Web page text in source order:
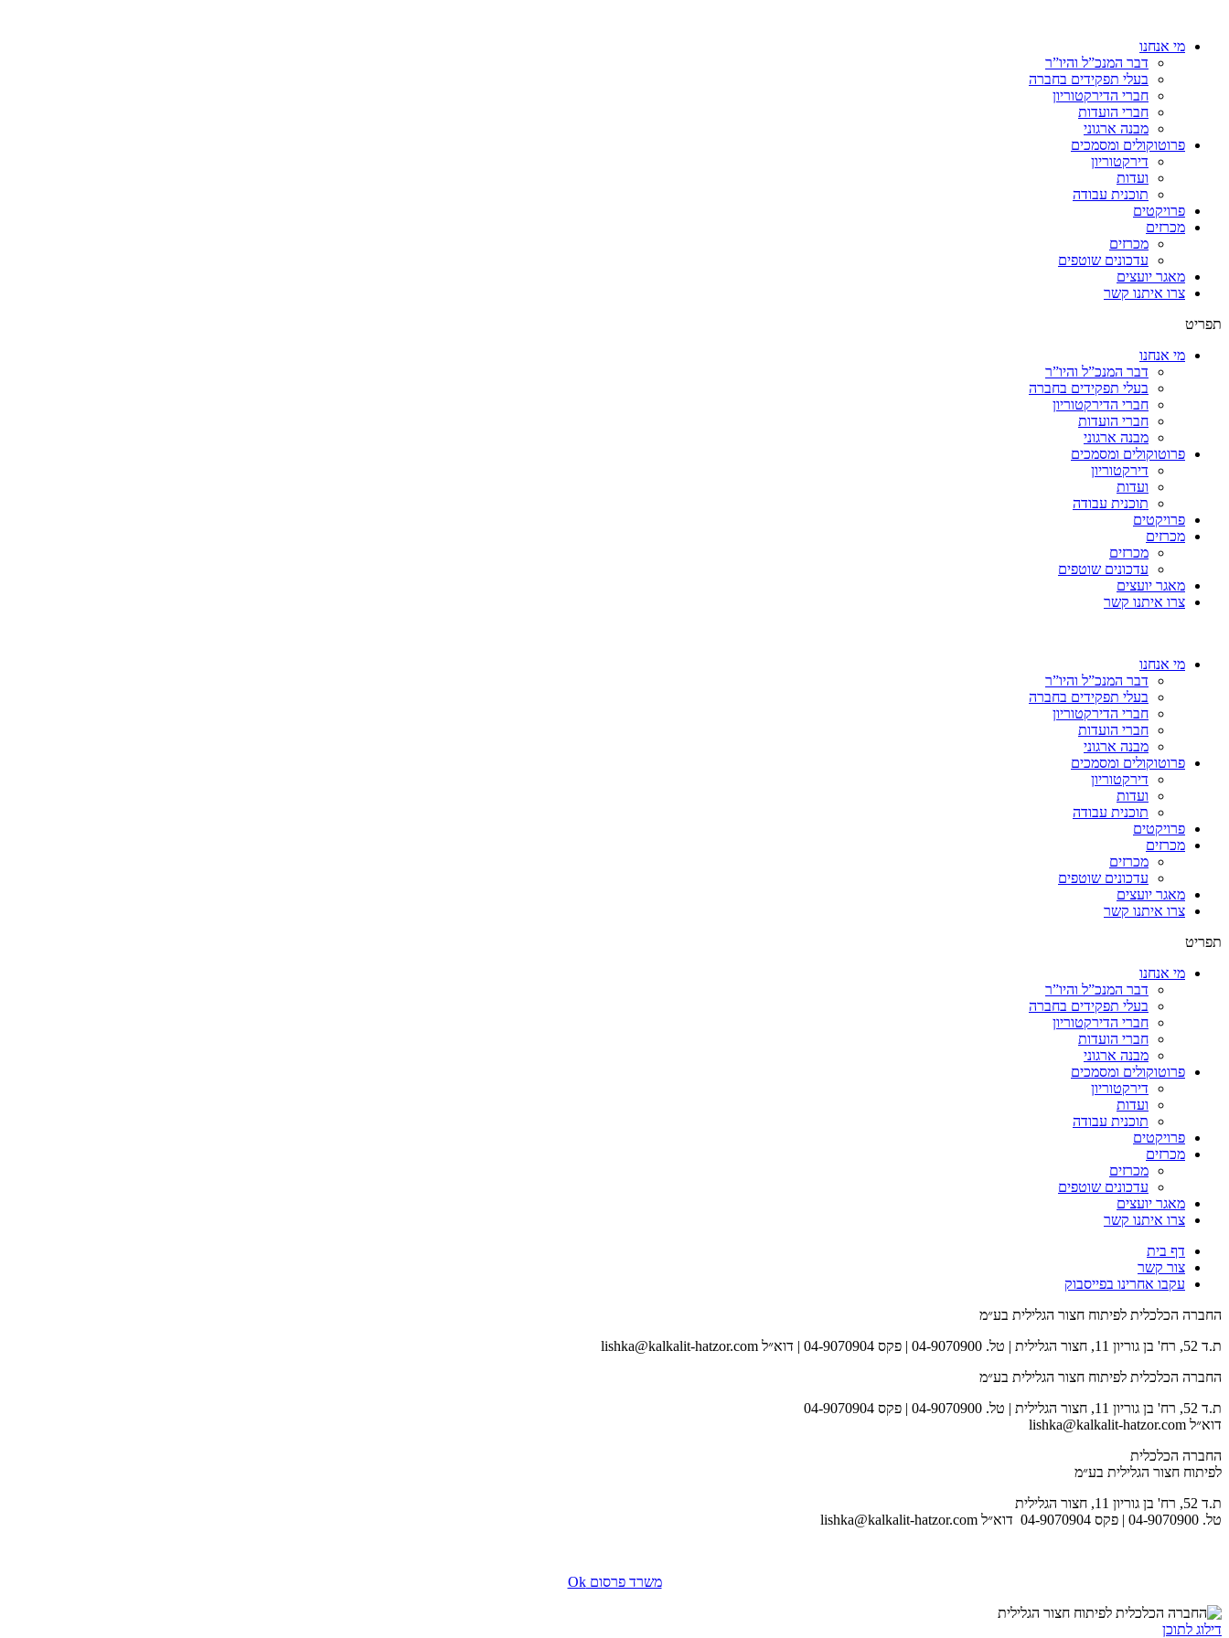
מי אנחנו
דבר המנכ”ל והיו”ר
בעלי תפקידים בחברה
חברי הדירקטוריון
חברי הועדות
מבנה ארגוני
פרוטוקולים ומסמכים
דירקטוריון
ועדות
תוכנית עבודה
פרויקטים
מכרזים
מכרזים
עדכונים שוטפים
מאגר יועצים
צרו איתנו קשר
תפריט
מי אנחנו
דבר המנכ”ל והיו”ר
בעלי תפקידים בחברה
חברי הדירקטוריון
חברי הועדות
מבנה ארגוני
פרוטוקולים ומסמכים
דירקטוריון
ועדות
תוכנית עבודה
פרויקטים
מכרזים
מכרזים
עדכונים שוטפים
מאגר יועצים
צרו איתנו קשר
מי אנחנו
דבר המנכ”ל והיו”ר
בעלי תפקידים בחברה
חברי הדירקטוריון
חברי הועדות
מבנה ארגוני
פרוטוקולים ומסמכים
דירקטוריון
ועדות
תוכנית עבודה
פרויקטים
מכרזים
מכרזים
עדכונים שוטפים
מאגר יועצים
צרו איתנו קשר
תפריט
מי אנחנו
דבר המנכ”ל והיו”ר
בעלי תפקידים בחברה
חברי הדירקטוריון
חברי הועדות
מבנה ארגוני
פרוטוקולים ומסמכים
דירקטוריון
ועדות
תוכנית עבודה
פרויקטים
מכרזים
מכרזים
עדכונים שוטפים
מאגר יועצים
צרו איתנו קשר
דף בית
צור קשר
עקבו אחרינו בפייסבוק
החברה הכלכלית לפיתוח חצור הגלילית בע״מ
ת.ד 52, רח' בן גוריון 11, חצור הגלילית | טל. 04-9070900 | פקס 04-9070904 | דוא״ל lishka@kalkalit-hatzor.com
החברה הכלכלית לפיתוח חצור הגלילית בע״מ
ת.ד 52, רח' בן גוריון 11, חצור הגלילית | טל. 04-9070900 | פקס 04-9070904
דוא״ל lishka@kalkalit-hatzor.com
החברה הכלכלית
לפיתוח חצור הגלילית בע״מ
ת.ד 52, רח' בן גוריון 11, חצור הגלילית
טל. 04-9070900 | פקס 04-9070904 דוא״ל lishka@kalkalit-hatzor.com
משרד פרסום Ok
דילוג לתוכן